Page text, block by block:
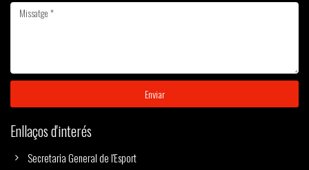
Enviar
Enllaços d'interés
Secretaria General de l'Esport